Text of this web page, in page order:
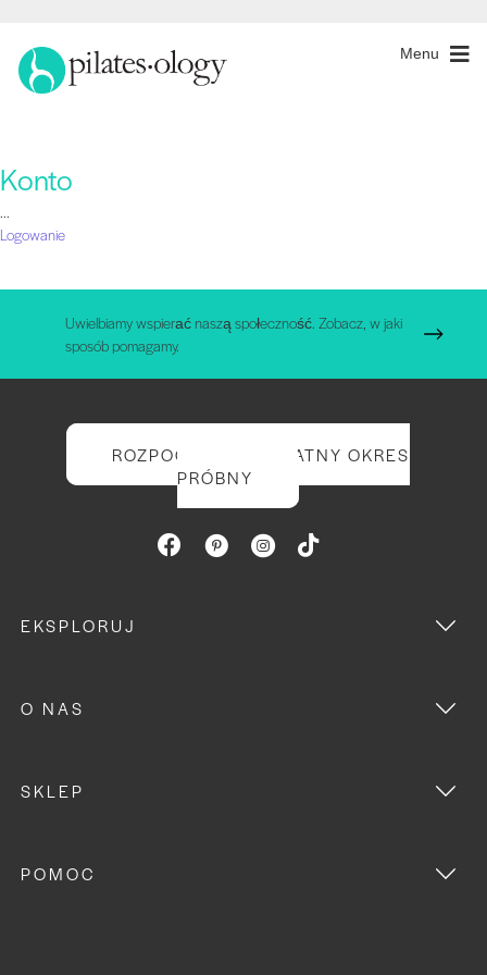
Menu
Konto
...
Logowanie
Uwielbiamy wspierać naszą społeczność. Zobacz, w jaki
sposób pomagamy.
ROZPOCZNIJ BEZPŁATNY OKRES
PRÓBNY
EKSPLORUJ
O NAS
SKLEP
POMOC